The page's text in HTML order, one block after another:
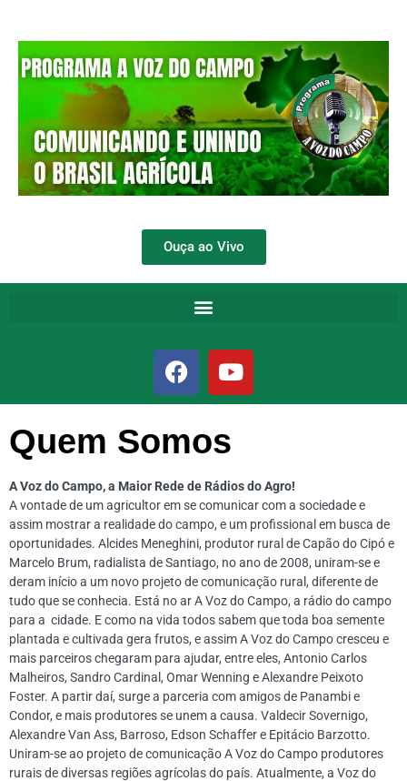
Ouça ao Vivo
Quem Somos
A Voz do Campo, a Maior Rede de Rádios do Agro!
A vontade de um agricultor em se comunicar com a sociedade e
assim mostrar a realidade do campo, e um profissional em busca de
oportunidades. Alcides Meneghini, produtor rural de Capão do Cipó e
Marcelo Brum, radialista de Santiago, no ano de 2008, uniram-se e
deram início a um novo projeto de comunicação rural, diferente de
tudo que se conhecia. Está no ar A Voz do Campo, a rádio do campo
para a cidade. E como na vida todos sabem que toda boa semente
plantada e cultivada gera frutos, e assim A Voz do Campo cresceu e
mais parceiros chegaram para ajudar, entre eles, Antonio Carlos
Malheiros, Sandro Cardinal, Omar Wenning e Alexandre Peixoto
Foster. A partir daí, surge a parceria com amigos de Panambi e
Condor, e mais produtores se unem a causa. Valdecir Sovernigo,
Alexandre Van Ass, Barroso, Edson Schaffer e Epitácio Barzotto.
Uniram-se ao projeto de comunicação A Voz do Campo produtores
rurais de diversas regiões agrícolas do país. Atualmente, a Voz do